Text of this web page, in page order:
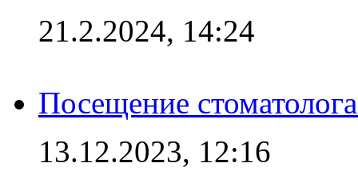
21.2.2024, 14:24
Посещение
13.12.2023, 12:16